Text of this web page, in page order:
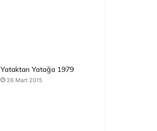
Yataktan Yatağa 1979
26 Mart 2015